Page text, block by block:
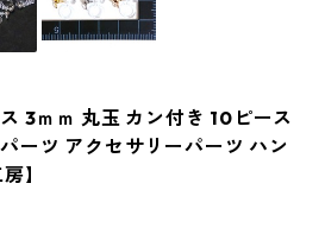
3ｍｍ 丸玉 カン付き 10ピース
ーツ アクセサリーパーツ ハン
】